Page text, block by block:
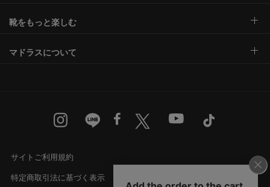
靴をもっと楽しむ
マドラスについて
サイトご利用規約
特定商取引法に基づく表示